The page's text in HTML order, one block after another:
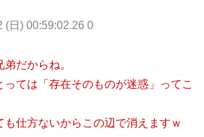
(日) 00:59:02.26 0
だからね。
ては「存在そのものが迷惑」ってこ
も仕方ないからこの辺で消えますｗ